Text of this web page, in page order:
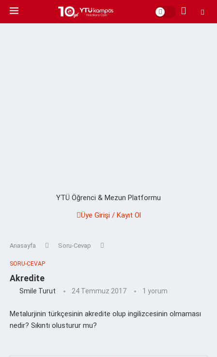
YTÜ Öğrenci & Mezun Platformu
Üye Girişi / Kayıt Ol
Anasayfa Soru-Cevap
SORU-CEVAP
Akredite
Smile Turut 24 Temmuz 2017 1 yorum
Metalurjinin türkçesinin akredite olup ingilizcesinin olmaması
nedir? Sıkıntı olusturur mu?